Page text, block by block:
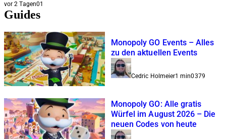
vor 2 Tagen01
Guides
Monopoly GO Events – Alles
zu den aktuellen Events
Cedric Holmeier1 min0379
Monopoly GO: Alle gratis
Würfel im August 2026 – Die
neuen Codes von heute